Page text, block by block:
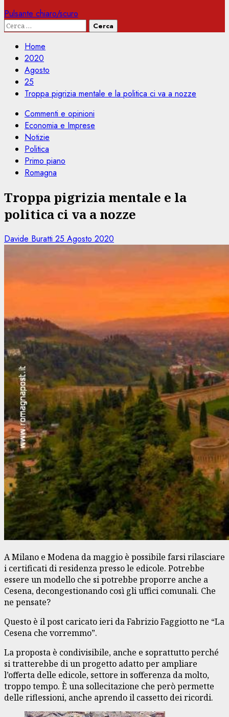
Pulsante chiaro/scuro
Ricerca
Home
2020
Agosto
25
Troppa pigrizia mentale e la politica ci va a nozze
Commenti e opinioni
Economia e Imprese
Notizie
Politica
Primo piano
Romagna
Troppa pigrizia mentale e la
politica ci va a nozze
Davide Buratti 25 Agosto 2020
A Milano e Modena da maggio è possibile farsi rilasciare
i certificati di residenza presso le edicole. Potrebbe
essere un modello che si potrebbe proporre anche a
Cesena, decongestionando così gli uffici comunali. Che
ne pensate?
Questo è il post caricato ieri da Fabrizio Faggiotto ne “La
Cesena che vorremmo”.
La proposta è condivisibile, anche e soprattutto perché
si tratterebbe di un progetto adatto per ampliare
l’offerta delle edicole, settore in sofferenza da molto,
troppo tempo. È una sollecitazione che però permette
delle riflessioni, anche aprendo il cassetto dei ricordi.